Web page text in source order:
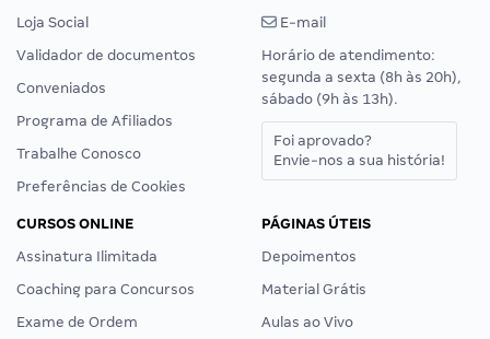
Loja Social
Validador de documentos
Conveniados
Programa de Afiliados
Trabalhe Conosco
Preferências de Cookies
E-mail
Horário de atendimento:
segunda a sexta (8h às 20h),
sábado (9h às 13h).
Foi aprovado?
Envie-nos a sua história!
CURSOS ONLINE
Assinatura Ilimitada
Coaching para Concursos
Exame de Ordem
PÁGINAS ÚTEIS
Depoimentos
Material Grátis
Aulas ao Vivo